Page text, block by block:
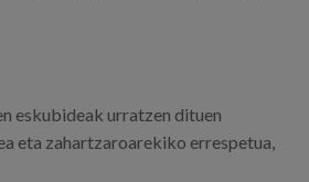
eskubideak urratzen dituen
eta zahartzaroarekiko errespetua,